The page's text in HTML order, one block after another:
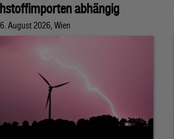
abhängig
6. August 2026, Wien